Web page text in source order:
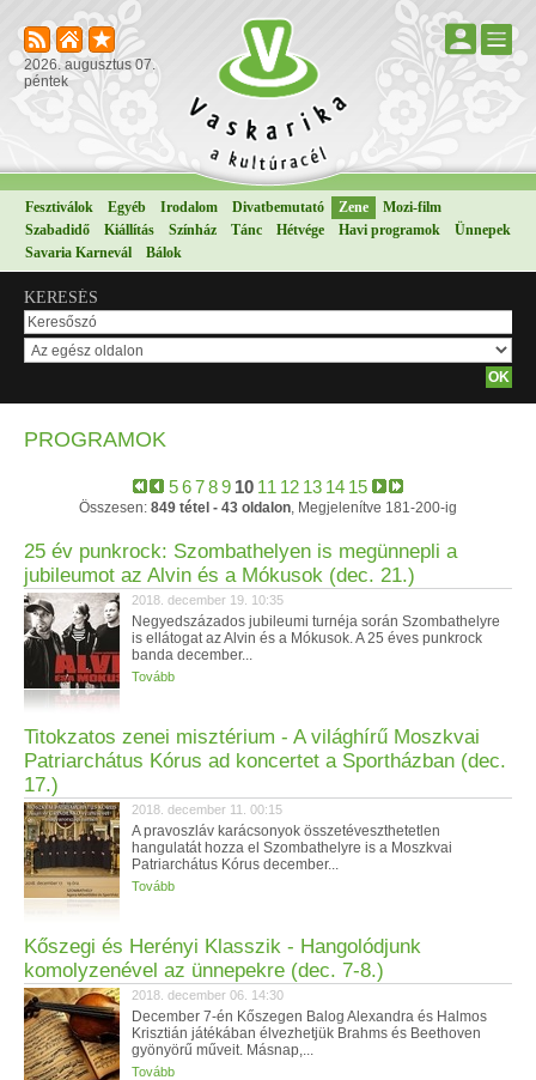
2026. augusztus 07.
péntek
Fesztiválok Egyéb Irodalom Divatbemutató Zene
Mozi-film
Szabadidő
Kiállítás Színház Tánc Hétvége Havi programok
Ünnepek
Savaria Karnevál
Bálok
KERESÉS
PROGRAMOK
56789 10 11 12 13 14 15
Összesen: 849 tétel - 43 oldalon, Megjelenítve 181-200-ig
25 év punkrock: Szombathelyen is megünnepli a
jubileumot az Alvin és a Mókusok (dec. 21.)
2018. december 19. 10:35
Negyedszázados jubileumi turnéja során Szombathelyre
is ellátogat az Alvin és a Mókusok. A 25 éves punkrock
banda december...
Tovább
Titokzatos zenei misztérium - A világhírű Moszkvai
Patriarchátus Kórus ad koncertet a Sportházban (dec.
17.)
2018. december 11. 00:15
A pravoszláv karácsonyok összetéveszthetetlen
hangulatát hozza el Szombathelyre is a Moszkvai
Patriarchátus Kórus december...
Tovább
Kőszegi és Herényi Klasszik - Hangolódjunk
komolyzenével az ünnepekre (dec. 7-8.)
2018. december 06. 14:30
December 7-én Kőszegen Balog Alexandra és Halmos
Krisztián játékában élvezhetjük Brahms és Beethoven
gyönyörű műveit. Másnap,...
Tovább